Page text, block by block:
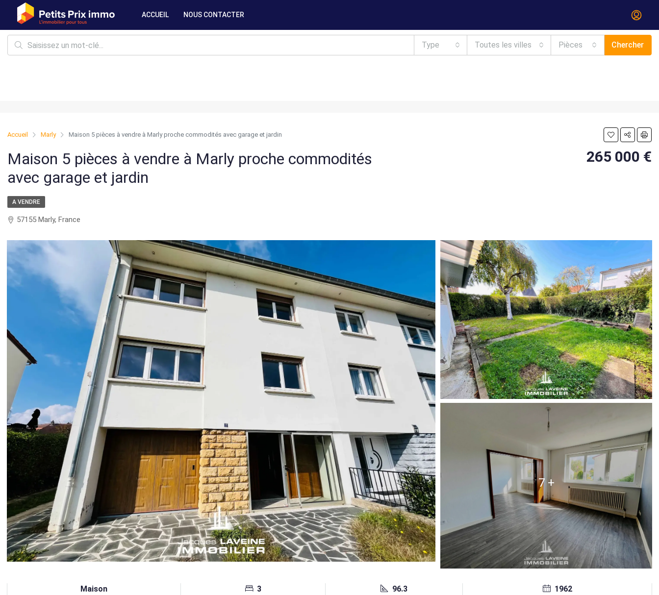
ACCUEIL NOUS CONTACTER
Type Toutes les villes Pièces Chercher
Accueil Marly Maison 5 pièces à vendre à Marly proche commodités avec garage et jardin
Maison 5 pièces à vendre à Marly proche commodités
avec garage et jardin
265 000 €
A VENDRE
57155 Marly, France
7 +
Maison
3
96.3
1962